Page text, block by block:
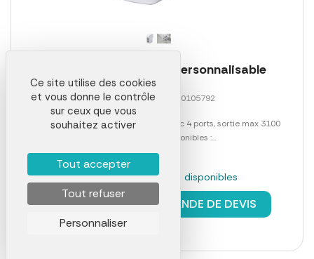
Chargeur usb gregor personnalisable
Référence 00041LAB0105792
Chargeur mural USB en plastique avec 4 ports, sortie max 3100
mAh.Marquages disponibles :...
En stock : 1403 pièces disponibles
à partir de5,71 € DEMANDE DE DEVIS
Ce site utilise des cookies
et vous donne le contrôle
sur ceux que vous
souhaitez activer
Tout accepter
Tout refuser
Personnaliser